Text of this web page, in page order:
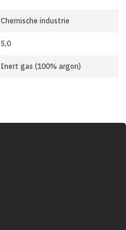
Chemische industrie
5,0
Inert gas (100% argon)